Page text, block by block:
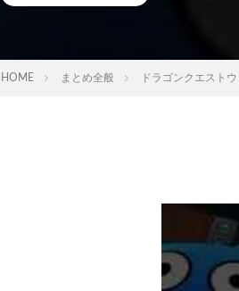
HOME まとめ全般 ドラゴンクエスト